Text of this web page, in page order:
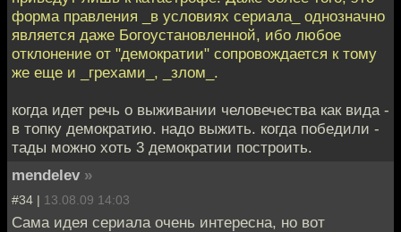
форма правления _в условиях сериала_ однозначно
является даже Богоустановленной, ибо любое
отклонение от "демократии" сопровождается к тому
же еще и _грехами_, _злом_.
когда идет речь о выживании человечества как вида -
в топку демократию. надо выжить. когда победили -
тады можно хоть 3 демократии построить.
mendelev »
#34 | 13.08.09 14:03
Сама идея сериала очень интересна, но вот